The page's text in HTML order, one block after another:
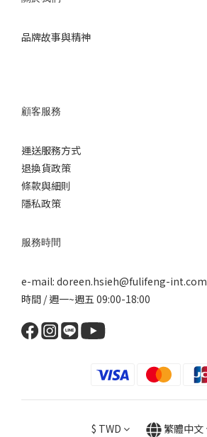
品牌故事與精神
顧客服務
運送服務方式
退換貨政策
條款與細則
隱私政策
服務時間
e-mail: doreen.hsieh@fulifeng-int.com
時間 / 週一~週五 09:00-18:00
$ TWD 繁體中文